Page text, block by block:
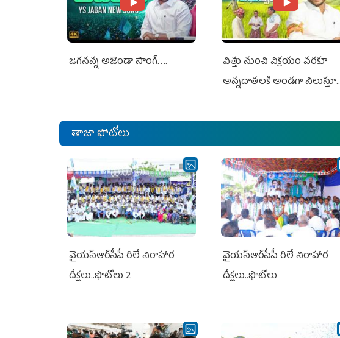
జగనన్న అజెండా సాంగ్….
విత్తు నుంచి విక్రయం వరకూ
అన్నదాతలకి అండగా నిలుస్తూ..
తాజా ఫోటోలు
వైయ‌స్ఆర్‌సీపీ రిలే నిరాహార
దీక్షలు..ఫొటోలు 2
వైయ‌స్ఆర్‌సీపీ రిలే నిరాహార
దీక్షలు..ఫొటోలు